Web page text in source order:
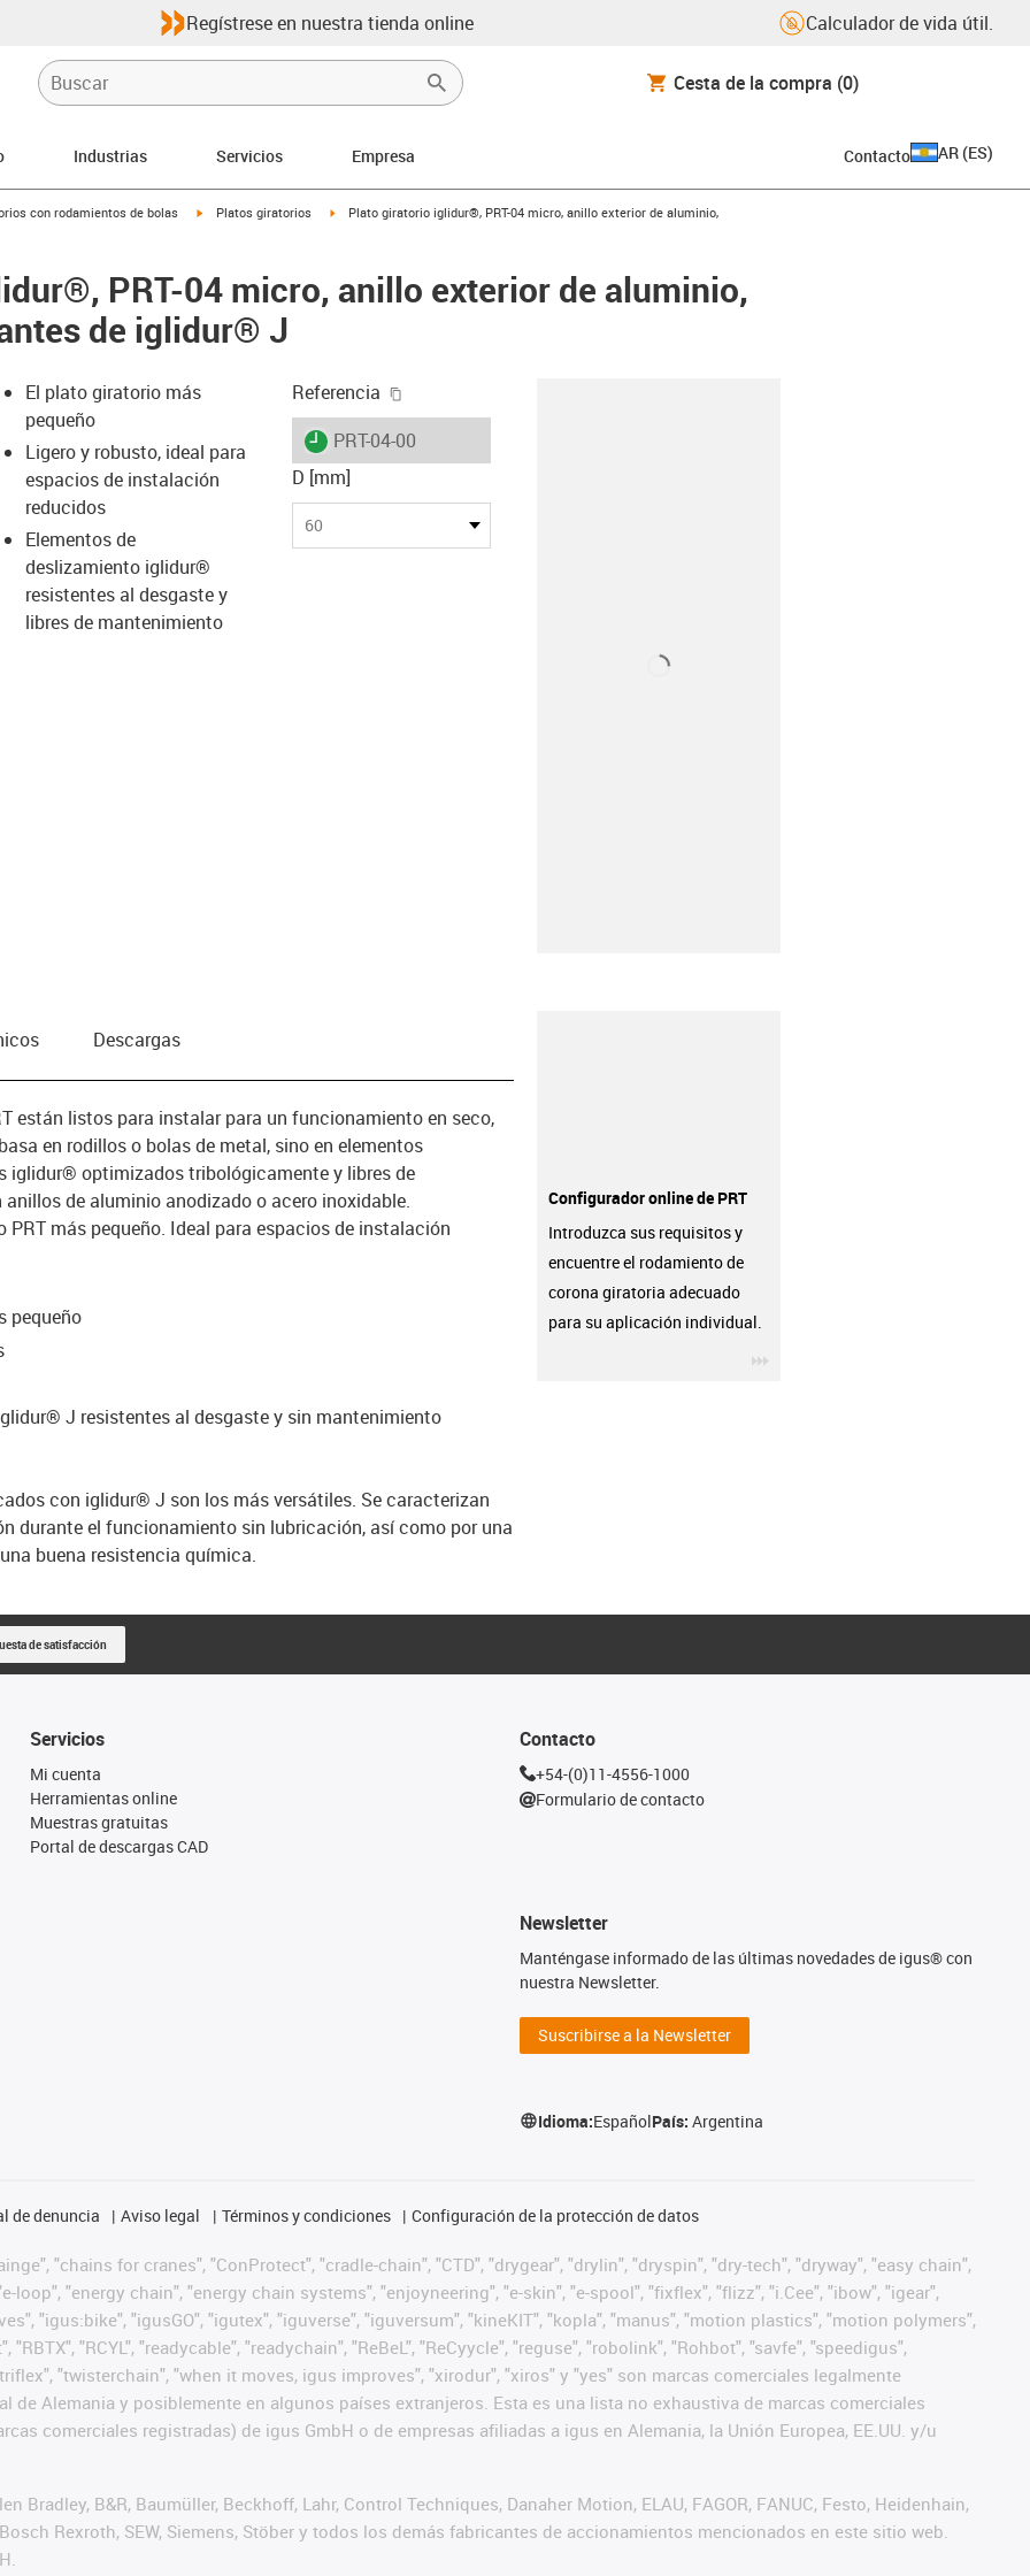
Regístrese en nuestra tienda online Calculador de vida útil.
Cesta de la compra (0)
Industrias Servicios Empresa Contacto AR (ES)
con rodamientos de bolas igus-icon-arrow-right
Platos giratorios igus-icon-arrow-right
Plato giratorio iglidur®, PRT-04 micro, anillo exterior de aluminio,
PRT-04 micro, anillo exterior de aluminio,
de iglidur® J
icon-lupe
icon-lupe
icon-lupe
El plato giratorio más
pequeño
Ligero y robusto, ideal para
espacios de instalación
reducidos
Elementos de
deslizamiento iglidur®
resistentes al desgaste y
libres de mantenimiento
Referencia
igus-icon-lieferzeit
PRT-04-00
D [mm]
60
Descargas
están listos para instalar para un funcionamiento en seco,
en rodillos o bolas de metal, sino en elementos
iglidur® optimizados tribológicamente y libres de
de aluminio anodizado o acero inoxidable.
PRT más pequeño. Ideal para espacios de instalación
pequeño
J resistentes al desgaste y sin mantenimiento
con iglidur® J son los más versátiles. Se caracterizan
durante el funcionamiento sin lubricación, así como por una
buena resistencia química.
Configurador online de PRT
Introduzca sus requisitos y
encuentre el rodamiento de
corona giratoria adecuado
para su aplicación individual.
de satisfacción
Servicios
Mi cuenta
Herramientas online
Muestras gratuitas
Portal de descargas CAD
Contacto
+54-(0)11-4556-1000
Formulario de contacto
Newsletter
Manténgase informado de las últimas novedades de igus® con
nuestra Newsletter.
Suscribirse a la Newsletter
Idioma:EspañolPaís:Argentina
de denuncia Aviso legal Términos y condiciones Configuración de la protección de datos
"chains for cranes", "ConProtect", "cradle-chain", "CTD", "drygear", "drylin", "dryspin", "dry-tech", "dryway", "easy chain",
loop", "energy chain", "energy chain systems", "enjoyneering", "e-skin", "e-spool", "fixflex", "flizz", "i.Cee", "ibow", "igear",
"igus:bike", "igusGO", "igutex", "iguverse", "iguversum", "kineKIT", "kopla", "manus", "motion plastics", "motion polymers",
"RCYL", "readycable", "readychain", "ReBeL", "ReCyycle", "reguse", "robolink", "Rohbot", "savfe", "speedigus",
"twisterchain", "when it moves, igus improves", "xirodur", "xiros" y "yes" son marcas comerciales legalmente
de Alemania y posiblemente en algunos países extranjeros. Esta es una lista no exhaustiva de marcas comerciales
comerciales registradas) de igus GmbH o de empresas afiliadas a igus en Alemania, la Unión Europea, EE.UU. y/u
B&R, Baumüller, Beckhoff, Lahr, Control Techniques, Danaher Motion, ELAU, FAGOR, FANUC, Festo, Heidenhain,
Rexroth, SEW, Siemens, Stöber y todos los demás fabricantes de accionamientos mencionados en este sitio web.